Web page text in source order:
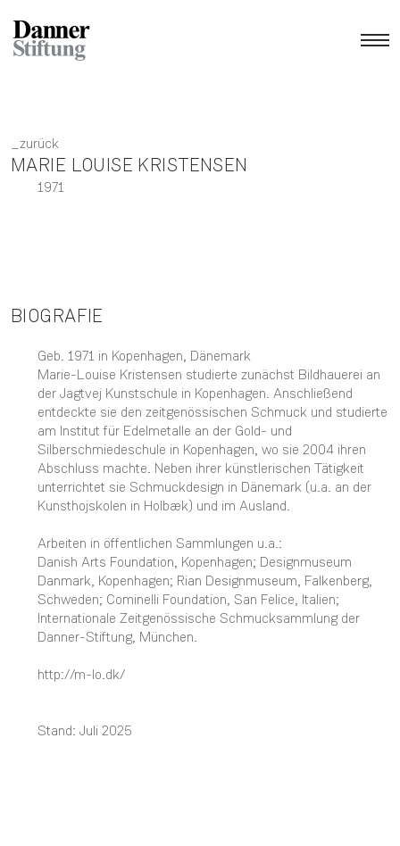
zurück
MARIE LOUISE KRISTENSEN
1971
BIOGRAFIE
Geb. 1971 in Kopenhagen, Dänemark
Marie-Louise Kristensen studierte zunächst Bildhauerei an
der Jagtvej Kunstschule in Kopenhagen. Anschließend
entdeckte sie den zeitgenössischen Schmuck und studierte
am Institut für Edelmetalle an der Gold- und
Silberschmiedeschule in Kopenhagen, wo sie 2004 ihren
Abschluss machte. Neben ihrer künstlerischen Tätigkeit
unterrichtet sie Schmuckdesign in Dänemark (u.a. an der
Kunsthojskolen in Holbæk) und im Ausland.
Arbeiten in öffentlichen Sammlungen u.a.:
Danish Arts Foundation, Kopenhagen; Designmuseum
Danmark, Kopenhagen; Rian Designmuseum, Falkenberg,
Schweden; Cominelli Foundation, San Felice, Italien;
Internationale Zeitgenössische Schmucksammlung der
Danner-Stiftung, München.
http://m-lo.dk/
Stand: Juli 2025